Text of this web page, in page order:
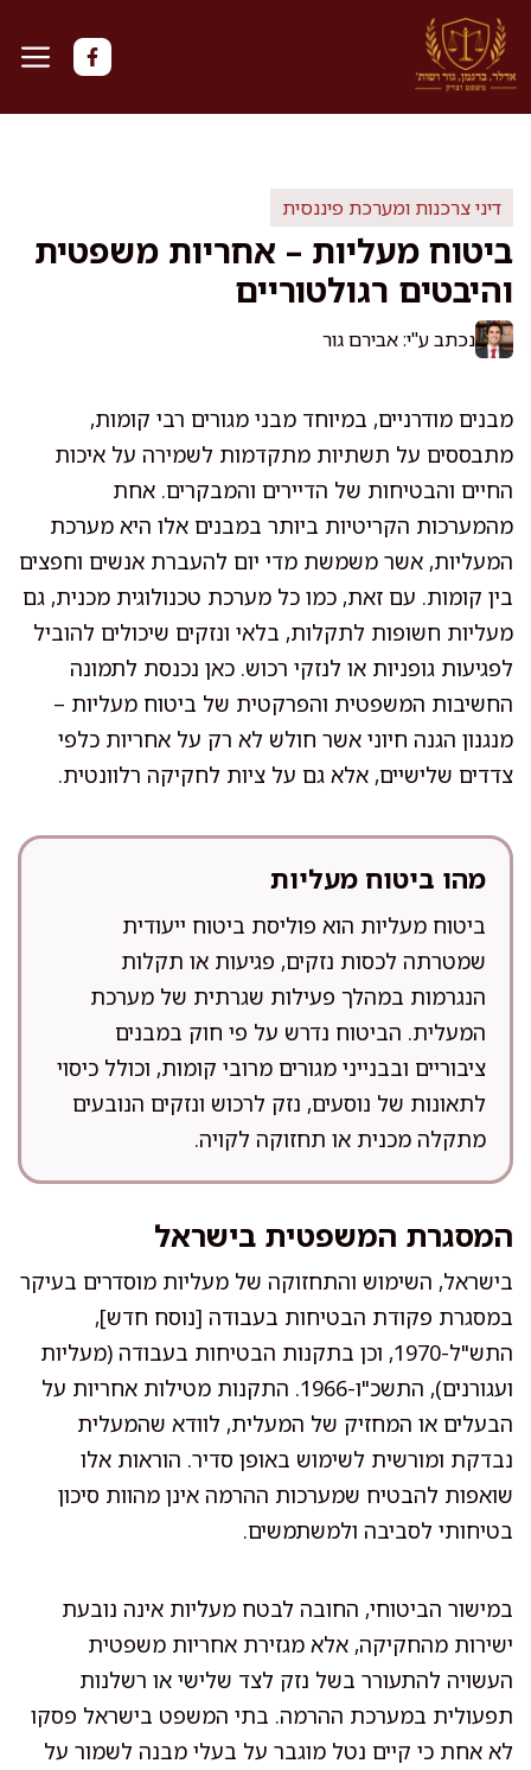
לדלג
לתוכן
דיני צרכנות ומערכת פיננסית
ביטוח מעליות – אחריות משפטית
והיבטים רגולטוריים
נכתב ע"י: אבירם גור
מבנים מודרניים, במיוחד מבני מגורים רבי קומות,
מתבססים על תשתיות מתקדמות לשמירה על איכות
החיים והבטיחות של הדיירים והמבקרים. אחת
מהמערכות הקריטיות ביותר במבנים אלו היא מערכת
המעליות, אשר משמשת מדי יום להעברת אנשים וחפצים
בין קומות. עם זאת, כמו כל מערכת טכנולוגית מכנית, גם
מעליות חשופות לתקלות, בלאי ונזקים שיכולים להוביל
לפגיעות גופניות או לנזקי רכוש. כאן נכנסת לתמונה
החשיבות המשפטית והפרקטית של ביטוח מעליות –
מנגנון הגנה חיוני אשר חולש לא רק על אחריות כלפי
צדדים שלישיים, אלא גם על ציות לחקיקה רלוונטית.
מהו ביטוח מעליות
ביטוח מעליות הוא פוליסת ביטוח ייעודית
שמטרתה לכסות נזקים, פגיעות או תקלות
הנגרמות במהלך פעילות שגרתית של מערכת
המעלית. הביטוח נדרש על פי חוק במבנים
ציבוריים ובבנייני מגורים מרובי קומות, וכולל כיסוי
לתאונות של נוסעים, נזק לרכוש ונזקים הנובעים
מתקלה מכנית או תחזוקה לקויה.
המסגרת המשפטית בישראל
בישראל, השימוש והתחזוקה של מעליות מוסדרים בעיקר
במסגרת פקודת הבטיחות בעבודה [נוסח חדש],
התש"ל-1970, וכן בתקנות הבטיחות בעבודה (מעליות
ועגורנים), התשכ"ו-1966. התקנות מטילות אחריות על
הבעלים או המחזיק של המעלית, לוודא שהמעלית
נבדקת ומורשית לשימוש באופן סדיר. הוראות אלו
שואפות להבטיח שמערכות ההרמה אינן מהוות סיכון
בטיחותי לסביבה ולמשתמשים.
במישור הביטוחי, החובה לבטח מעליות אינה נובעת
ישירות מהחקיקה, אלא מגזירת אחריות משפטית
העשויה להתעורר בשל נזק לצד שלישי או רשלנות
תפעולית במערכת ההרמה. בתי המשפט בישראל פסקו
לא אחת כי קיים נטל מוגבר על בעלי מבנה לשמור על